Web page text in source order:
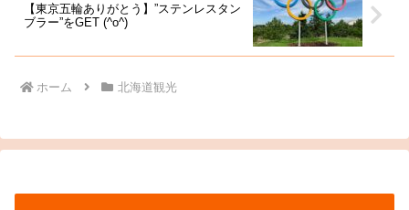
【東京五輪ありがとう】”ステンレスタン
ブラー”をGET (^o^)
ホーム 北海道観光